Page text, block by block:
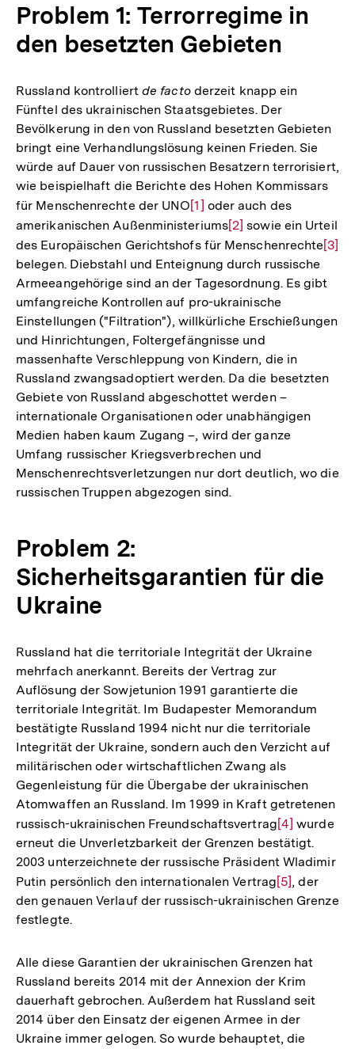
Problem 1: Terrorregime in
den besetzten Gebieten
Russland kontrolliert de facto derzeit knapp ein
Fünftel des ukrainischen Staatsgebietes. Der
Bevölkerung in den von Russland besetzten Gebieten
bringt eine Verhandlungslösung keinen Frieden. Sie
würde auf Dauer von russischen Besatzern terrorisiert,
wie beispielhaft die Berichte des Hohen Kommissars
für Menschenrechte der UNO Zur
Auflösung
der
Fußnote
[1] oder auch des
amerikanischen AußenministeriumsZur
Auflösung
der
Fußnote
[2] sowie ein Urteil
des Europäischen Gerichtshofs für Menschenrechte Zur
der
[3]
belegen. Diebstahl und Enteignung durch russische
Armeeangehörige sind an der Tagesordnung. Es gibt
umfangreiche Kontrollen auf pro-ukrainische
Einstellungen ("Filtration"), willkürliche Erschießungen
und Hinrichtungen, Foltergefängnisse und
massenhafte Verschleppung von Kindern, die in
Russland zwangsadoptiert werden. Da die besetzten
Gebiete von Russland abgeschottet werden –
internationale Organisationen oder unabhängigen
Medien haben kaum Zugang –, wird der ganze
Umfang russischer Kriegsverbrechen und
Menschenrechtsverletzungen nur dort deutlich, wo die
russischen Truppen abgezogen sind.
Problem 2:
Sicherheitsgarantien für die
Ukraine
Russland hat die territoriale Integrität der Ukraine
mehrfach anerkannt. Bereits der Vertrag zur
Auflösung der Sowjetunion 1991 garantierte die
territoriale Integrität. Im Budapester Memorandum
bestätigte Russland 1994 nicht nur die territoriale
Integrität der Ukraine, sondern auch den Verzicht auf
militärischen oder wirtschaftlichen Zwang als
Gegenleistung für die Übergabe der ukrainischen
Atomwaffen an Russland. Im 1999 in Kraft getretenen
russisch-ukrainischen Freundschaftsvertrag Zur
Auflösung
der
Fußnote
[4] wurde
erneut die Unverletzbarkeit der Grenzen bestätigt.
2003 unterzeichnete der russische Präsident Wladimir
Putin persönlich den internationalen Vertrag Zur
Auflösung
[5] , der
den genauen Verlauf der russisch-ukrainischen Grenze
festlegte.
Alle diese Garantien der ukrainischen Grenzen hat
Russland bereits 2014 mit der Annexion der Krim
dauerhaft gebrochen. Außerdem hat Russland seit
2014 über den Einsatz der eigenen Armee in der
Ukraine immer gelogen. So wurde behauptet, die